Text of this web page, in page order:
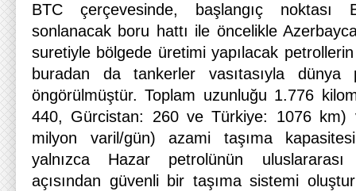
BTC çerçevesinde, başlangıç noktası
sonlanacak boru hattı ile öncelikle
suretiyle bölgede üretimi yapılacak
buradan da tankerler vasıtasıyla dünya
öngörülmüştür. Toplam uzunluğu 1.776
440, Gürcistan: 260 ve Türkiye: 1076 km)
milyon varil/gün) azami taşıma
yalnızca Hazar petrolünün uluslararası
açısından güvenli bir taşıma sistemi